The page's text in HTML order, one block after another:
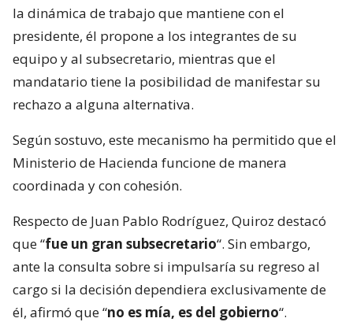
la dinámica de trabajo que mantiene con el
presidente, él propone a los integrantes de su
equipo y al subsecretario, mientras que el
mandatario tiene la posibilidad de manifestar su
rechazo a alguna alternativa.
Según sostuvo, este mecanismo ha permitido que el
Ministerio de Hacienda funcione de manera
coordinada y con cohesión.
Respecto de Juan Pablo Rodríguez, Quiroz destacó
que “fue un gran subsecretario“. Sin embargo,
ante la consulta sobre si impulsaría su regreso al
cargo si la decisión dependiera exclusivamente de
él, afirmó que “no es mía, es del gobierno“.